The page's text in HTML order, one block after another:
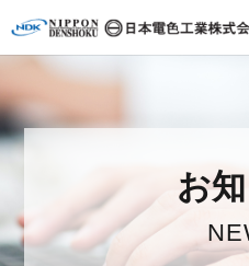
お